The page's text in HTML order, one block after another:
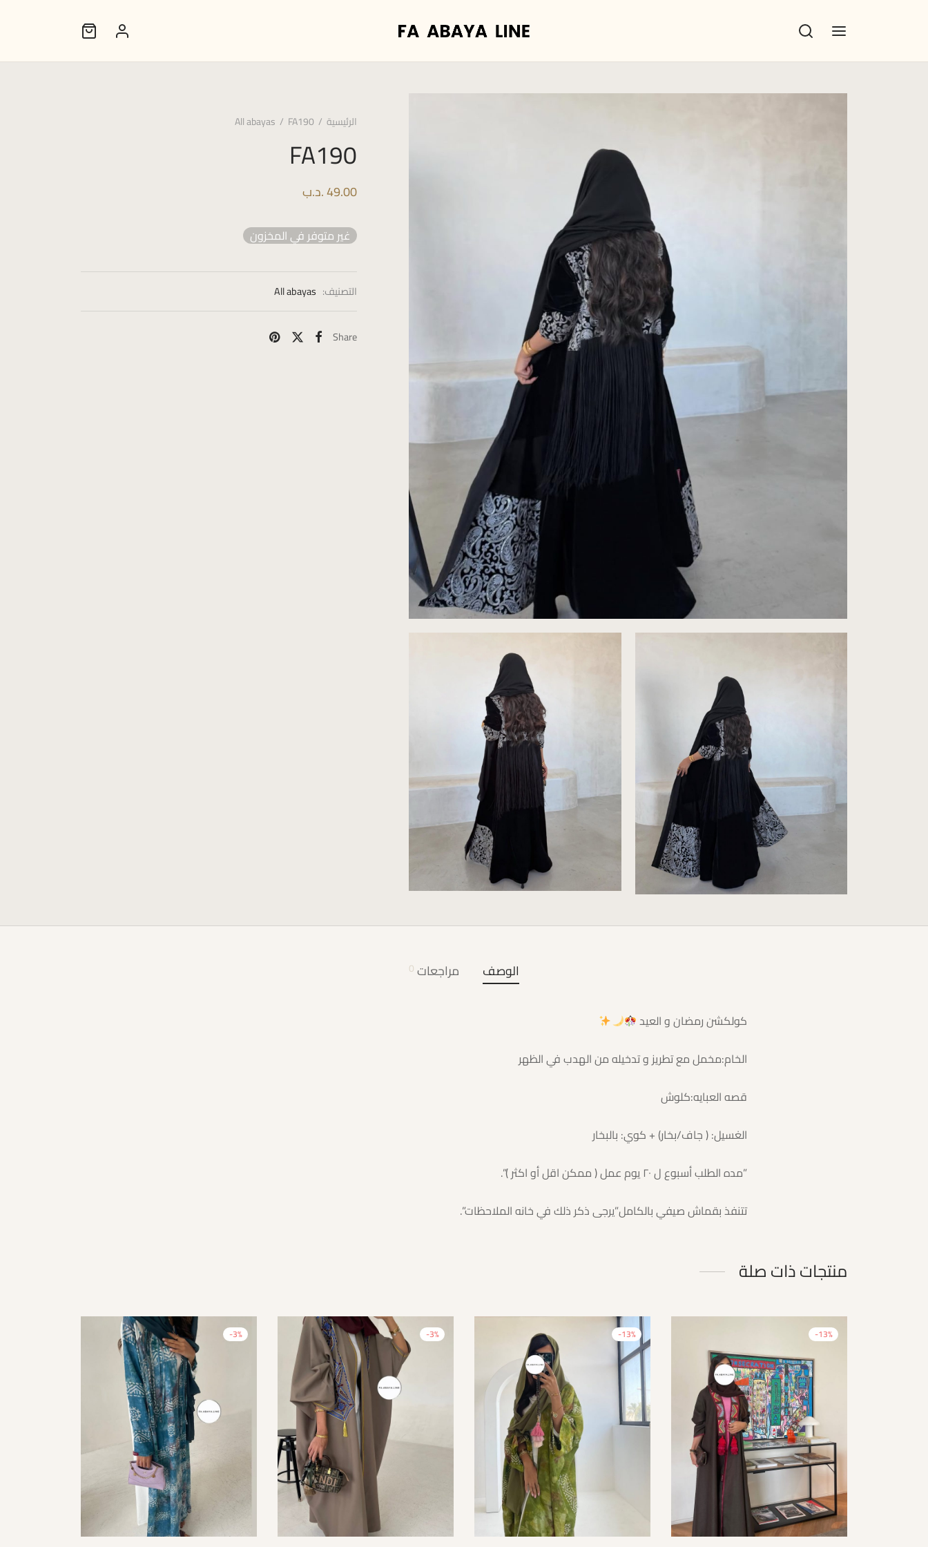
الرئيسية /
All abayas / FA190
FA190
49.00.د.ب
غير متوفر في المخزون
التصنيف: All abayas
Share
الوصف مراجعات0
الخام:مخمل مع تطريز و تدخيله من الهدب في الظهر
قصه العبايه:كلوش
تتنفذ بقماش صيفي بالكامل”يرجى ذكر ذلك في خانه الملاحظات”.⁩
منتجات ذات صلة
-13%
-13%
-3%
-3%